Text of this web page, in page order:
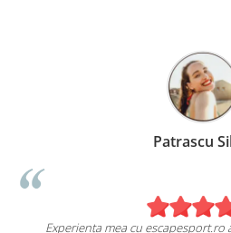
Patrascu
Experiența mea cu